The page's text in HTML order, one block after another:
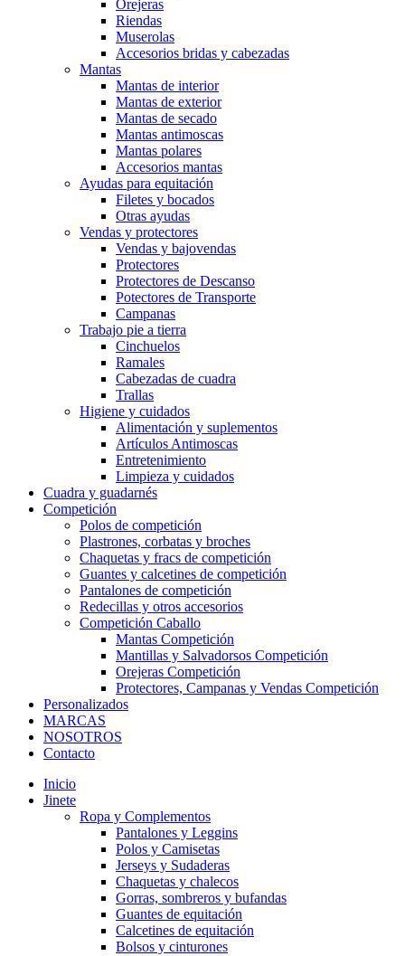
Orejeras
Riendas
Muserolas
Accesorios bridas y cabezadas
Mantas
Mantas de interior
Mantas de exterior
Mantas de secado
Mantas antimoscas
Mantas polares
Accesorios mantas
Ayudas para equitación
Filetes y bocados
Otras ayudas
Vendas y protectores
Vendas y bajovendas
Protectores
Protectores de Descanso
Potectores de Transporte
Campanas
Trabajo pie a tierra
Cinchuelos
Ramales
Cabezadas de cuadra
Trallas
Higiene y cuidados
Alimentación y suplementos
Artículos Antimoscas
Entretenimiento
Limpieza y cuidados
Cuadra y guadarnés
Competición
Polos de competición
Plastrones, corbatas y broches
Chaquetas y fracs de competición
Guantes y calcetines de competición
Pantalones de competición
Redecillas y otros accesorios
Competición Caballo
Mantas Competición
Mantillas y Salvadorsos Competición
Orejeras Competición
Protectores, Campanas y Vendas Competición
Personalizados
MARCAS
NOSOTROS
Contacto
Inicio
Jinete
Ropa y Complementos
Pantalones y Leggins
Polos y Camisetas
Jerseys y Sudaderas
Chaquetas y chalecos
Gorras, sombreros y bufandas
Guantes de equitación
Calcetines de equitación
Bolsos y cinturones